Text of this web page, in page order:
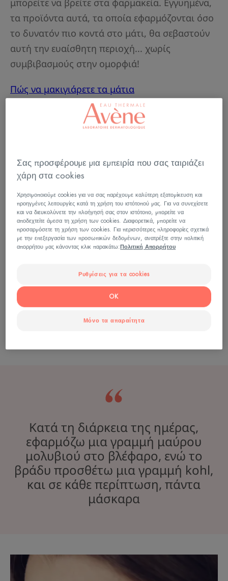
μπορείτε να βρείτε στα φαρμακεία. Εγγυημένα,
τα προϊόντα αυτά, τα οποία εφαρμόζονται όσο
το δυνατόν πιο κοντά στο μάτι, θα σεβαστούν
αυτή την ευαίσθητη περιοχή... χωρίς
συμβιβασμούς στην ομορφιά!
Πώς να μακιγιάρετε τα μάτια
Κατά τη διάρκεια της ημέρας,
εφαρμόζω μια γραμμή μαύρου
μολυβιού στο βλέφαρο, ενώ το
βράδυ προσθέτω μια γραμμή kohl,
και σε κάθε περίπτωση, πάντα
μάσκαρα
Σας προσφέρουμε μια εμπειρία που σας ταιριάζει
χάρη στα cookies
Χρησιμοποιούμε cookies για να σας παρέχουμε καλύτερη εξατομίκευση και
προηγμένες λειτουργίες κατά τη χρήση του ιστότοπού μας. Για να συνεχίσετε
και να διευκολύνετε την πλοήγησή σας στον ιστότοπο, μπορείτε να
αποδεχτείτε άμεσα τη χρήση των cookies. Διαφορετικά, μπορείτε να
προσαρμόσετε τη χρήση των cookies. Για περισσότερες πληροφορίες σχετικά
με την επεξεργασία των προσωπικών δεδομένων, ανατρέξτε στην πολιτική
απορρήτου μας κάνοντας κλικ παρακάτω: Πολιτική Απορρήτου
Ρυθμίσεις για τα cookies
Μόνο τα απαραίτητα
OK